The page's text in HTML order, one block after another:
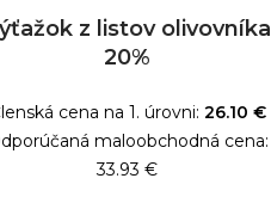
z listov olivovníka
20%
cena na 1. úrovni: 26.10 €
maloobchodná cena:
33.93 €